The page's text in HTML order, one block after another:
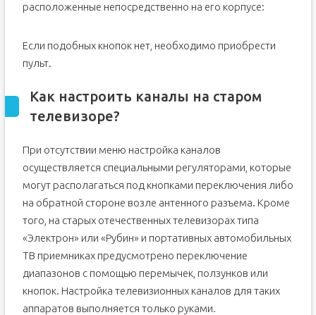
расположенные непосредственно на его корпусе:
Если подобных кнопок нет, необходимо приобрести
пульт.
Как настроить каналы на старом
телевизоре?
При отсутствии меню настройка каналов
осуществляется специальными регуляторами, которые
могут располагаться под кнопками переключения либо
на обратной стороне возле антенного разъема. Кроме
того, на старых отечественных телевизорах типа
«Электрон» или «Рубин» и портативных автомобильных
ТВ приемниках предусмотрено переключение
диапазонов с помощью перемычек, ползунков или
кнопок. Настройка телевизионных каналов для таких
аппаратов выполняется только руками.